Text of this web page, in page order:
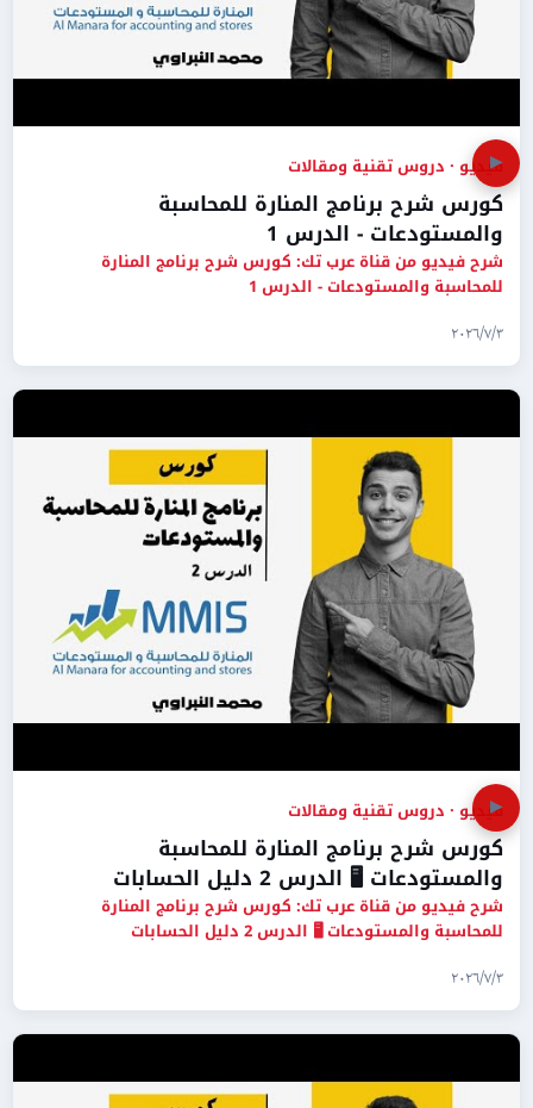
▶
فيديو · دروس تقنية ومقالات
كورس شرح برنامج المنارة للمحاسبة
والمستودعات - الدرس 1
شرح فيديو من قناة عرب تك: كورس شرح برنامج المنارة
للمحاسبة والمستودعات - الدرس 1
٣‏/٧‏/٢٠٢٦
▶
فيديو · دروس تقنية ومقالات
كورس شرح برنامج المنارة للمحاسبة
والمستودعات 🖥️ الدرس 2 دليل الحسابات
شرح فيديو من قناة عرب تك: كورس شرح برنامج المنارة
للمحاسبة والمستودعات 🖥️ الدرس 2 دليل الحسابات
٣‏/٧‏/٢٠٢٦